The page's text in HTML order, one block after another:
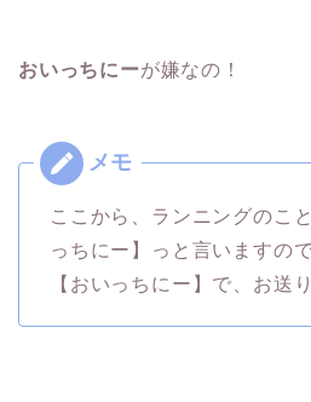
おいっちにーが嫌なの！
ここから、ランニングのこ
っちにー】っと言いますの
【おいっちにー】で、お送